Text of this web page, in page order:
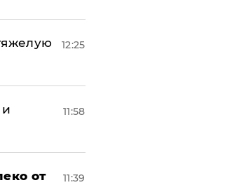
12:25
11:58
от
11:39